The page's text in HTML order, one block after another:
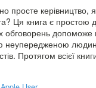
просте керівництво,
Ця книга є
обговорень
неупередженою
Протягом всієї